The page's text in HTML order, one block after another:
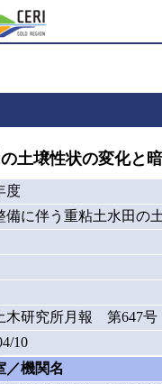
土壌性状の変化と
度
備に伴う重粘土水田の
木研究所月報 第647号
10
／機関名